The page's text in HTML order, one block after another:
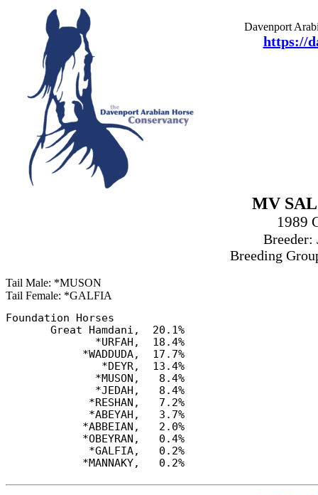
Davenport
https://
MV
1989
Breeder:
Breeding
Tail Male: *MUSON
Tail Female: *GALFIA
Foundation Horses
       Great Hamdani,  20.1%
              *URFAH,  18.4%
            *WADDUDA,  17.7%
               *DEYR,  13.4%
              *MUSON,   8.4%
              *JEDAH,   8.4%
             *RESHAN,   7.2%
             *ABEYAH,   3.7%
            *ABBEIAN,   2.0%
            *OBEYRAN,   0.4%
             *GALFIA,   0.2%